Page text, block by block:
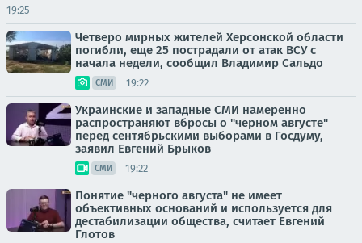
19:25
Четверо мирных жителей Херсонской области
погибли, еще 25 пострадали от атак ВСУ с
начала недели, сообщил Владимир Сальдо
СМИ 19:22
Украинские и западные СМИ намеренно
распространяют вбросы о "черном августе"
перед сентябрьскими выборами в Госдуму,
заявил Евгений Брыков
СМИ 19:22
Понятие "черного августа" не имеет
объективных оснований и используется для
дестабилизации общества, считает Евгений
Глотов